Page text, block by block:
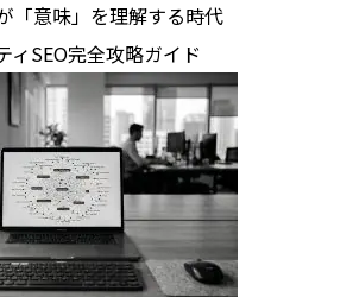
「意味」を理解する時代
ィSEO完全攻略ガイド